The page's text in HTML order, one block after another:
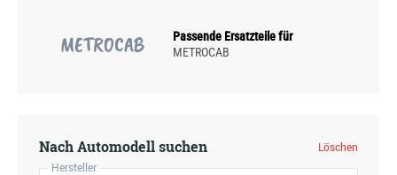
METROCAB
Passende Ersatzteile für
METROCAB
Nach Automodell suchen
Löschen
Hersteller